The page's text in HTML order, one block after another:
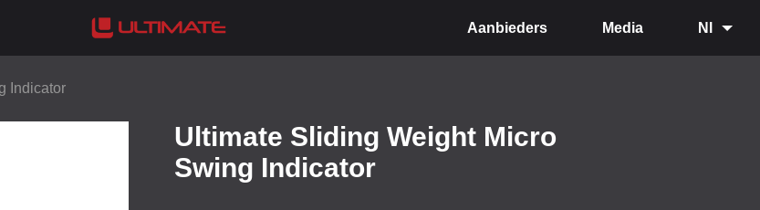
Aanbieders Media Nl
Indicator
Ultimate Sliding Weight Micro
Swing Indicator